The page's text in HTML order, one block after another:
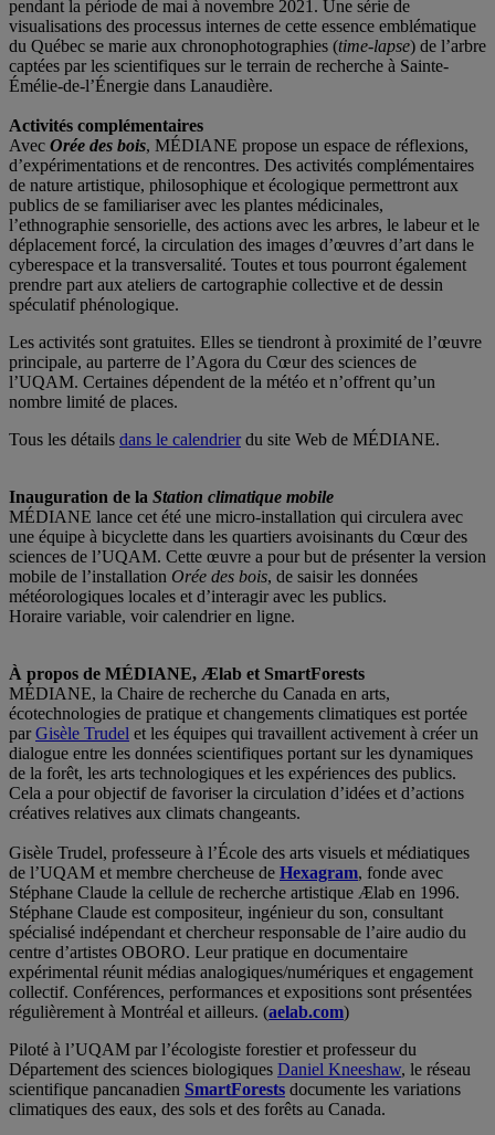
pendant la période de mai à novembre 2021. Une série de
visualisations des processus internes de cette essence emblématique
du Québec se marie aux chronophotographies (time-lapse) de l’arbre
captées par les scientifiques sur le terrain de recherche à Sainte-
Émélie-de-l’Énergie dans Lanaudière.
Activités complémentaires
Avec Orée des bois, MÉDIANE propose un espace de réflexions,
d’expérimentations et de rencontres. Des activités complémentaires
de nature artistique, philosophique et écologique permettront aux
publics de se familiariser avec les plantes médicinales,
l’ethnographie sensorielle, des actions avec les arbres, le labeur et le
déplacement forcé, la circulation des images d’œuvres d’art dans le
cyberespace et la transversalité. Toutes et tous pourront également
prendre part aux ateliers de cartographie collective et de dessin
spéculatif phénologique.
Les activités sont gratuites. Elles se tiendront à proximité de l’œuvre
principale, au parterre de l’Agora du Cœur des sciences de
l’UQAM. Certaines dépendent de la météo et n’offrent qu’un
nombre limité de places.
Tous les détails dans le calendrierdu site Web de MÉDIANE.
Inauguration de la Station climatique mobile
MÉDIANE lance cet été une micro-installation qui circulera avec
une équipe à bicyclette dans les quartiers avoisinants du Cœur des
sciences de l’UQAM. Cette œuvre a pour but de présenter la version
mobile de l’installation Orée des bois, de saisir les données
météorologiques locales et d’interagir avec les publics.
Horaire variable, voir calendrier en ligne.
À propos de MÉDIANE, Ælab et SmartForests
MÉDIANE, la Chaire de recherche du Canada en arts,
écotechnologies de pratique et changements climatiques est portée
parGisèle Trudel et les équipes qui travaillent activement à créer un
dialogue entre les données scientifiques portant sur les dynamiques
de la forêt, les arts technologiques et les expériences des publics.
Cela a pour objectif de favoriser la circulation d’idées et d’actions
créatives relatives aux climats changeants.
Gisèle Trudel, professeure à l’École des arts visuels et médiatiques
de l’UQAM et membre chercheuse de Hexagram, fonde avec
Stéphane Claude la cellule de recherche artistique Ælab en 1996.
Stéphane Claude est compositeur, ingénieur du son, consultant
spécialisé indépendant et chercheur responsable de l’aire audio du
centre d’artistes OBORO. Leur pratique en documentaire
expérimental réunit médias analogiques/numériques et engagement
collectif. Conférences, performances et expositions sont présentées
régulièrement à Montréal et ailleurs. (aelab.com)
Piloté à l’UQAM par l’écologiste forestier et professeur du
Département des sciences biologiques Daniel Kneeshaw, le réseau
scientifique pancanadien SmartForests documente les variations
climatiques des eaux, des sols et des forêts au Canada.